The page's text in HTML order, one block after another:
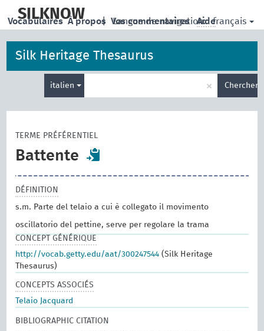
main
SILKNOW | Langue de navigation: français
Vocabulaires À propos Vos commentaires Aide
Silk Heritage Thesaurus
italien
de
× Chercher
TERME PRÉFÉRENTIEL
Battente
DÉFINITION
s.m. Parte del telaio a cui è collegato il movimento
oscillatorio del pettine, serve per regolare la trama
CONCEPT GÉNÉRIQUE
http://vocab.getty.edu/aat/300247544 (Silk Heritage
Thesaurus)
CONCEPTS ASSOCIÉS
Telaio Jacquard
BIBLIOGRAPHIC CITATION